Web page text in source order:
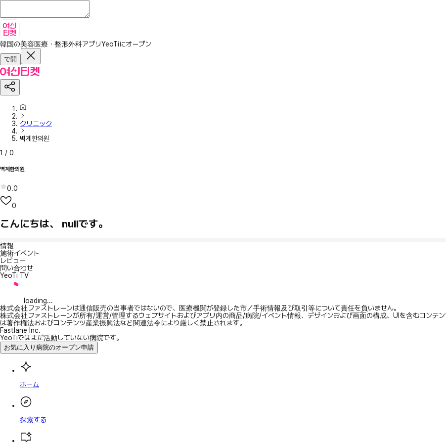
韓国の美容医療・整形外科アプリYeoTiにオープン
で開
クリニック
벽계한의원
1 / 0
벽계한의원
0.0
0
こんにちは、 nullです。
情報
施術イベント
レビュー
問い合わせ
YeoTi TV
loading...
株式会社ファストレーンは通信販売の当事者ではないので、医療機関が登録した市／手術情報及び取引等について責任を負いません。
株式会社ファストレーンが所有/運営/管理するウェブサイトおよびアプリ内の商品/病院/イベント情報、デザインおよび画面の構成、UIを含むコンテ
は著作権法およびコンテンツ産業振興法など関連法令により厳しく禁止されます。
Fastlane Inc.
YeoTiではまだ活動していない病院です。
お気に入り病院のオープン申請
ホーム
探索する